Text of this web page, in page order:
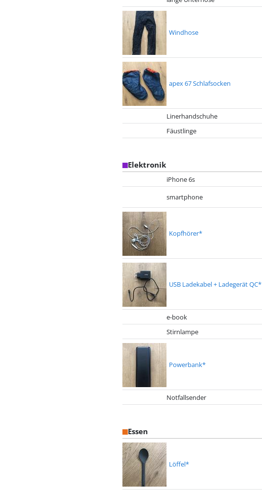
Windhose
apex 67 Schlafsocken
Linerhandschuhe
Fäustlinge
Elektronik
iPhone 6s
smartphone
Kopfhörer*
USB Ladekabel + Ladegerät QC*
e-book
Stirnlampe
Powerbank*
Notfallsender
Essen
Löffel*